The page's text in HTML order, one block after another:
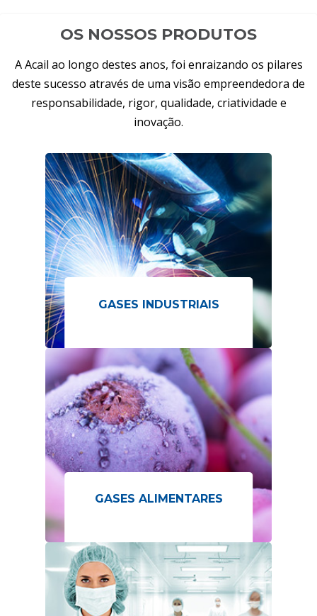
OS NOSSOS PRODUTOS
A Acail ao longo destes anos, foi enraizando os pilares
deste sucesso através de uma visão empreendedora de
responsabilidade, rigor, qualidade, criatividade e
inovação.
GASES INDUSTRIAIS
GASES ALIMENTARES